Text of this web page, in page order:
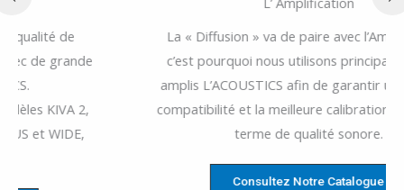
La « Diffusion » va de paire avec l’Amplification,
c’est pourquoi nous utilisons principalement les
amplis L’ACOUSTICS afin de garantir une parfaite
compatibilité et la meilleure calibration possible en
terme de qualité sonore.
Consultez Notre Catalogue